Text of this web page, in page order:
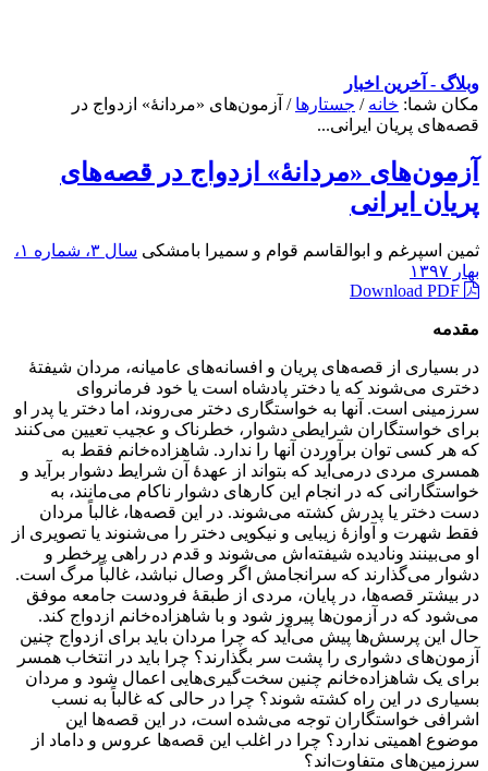
وبلاگ - آخرین اخبار
مکان شما: خانه / جستارها / آزمون‌های «مردانۀ» ازدواج در
قصه‌های پریان ایرانی...
آزمون‌های «مردانۀ» ازدواج در قصه‌های
پریان ایرانی
ثمین اسپرغم و ابوالقاسم قوام و سمیرا بامشکی
سال ۳، شماره ۱،
بهار ۱۳۹۷
مقدمه
در بسیاری از قصه‌های پریان و افسانه‌های عامیانه، مردان شیفتۀ
دختری می‌شوند که یا دختر پادشاه است یا خود فرمانروای
سرزمینی است. آنها به خواستگاری دختر می‌روند، اما دختر یا پدر او
برای خواستگاران شرایطی دشوار، خطرناک و عجیب تعیین می‌کنند
که هر کسی توان برآوردن آنها را ندارد. شاهزاده‌خانم فقط به
همسری مردی درمی‌آید که بتواند از عهدۀ آن شرایط دشوار برآید و
خواستگارانی که در انجام این کارهای دشوار ناکام می‌مانند، به
دست دختر یا پدرش کشته می‌شوند. در این قصه‌ها، غالباً مردان
فقط شهرت و آوازۀ زیبایی و نیکویی دختر را می‌شنوند یا تصویری از
او می‌بینند ونادیده شیفته‌اش می‌شوند و قدم در راهی پرخطر و
دشوار می‌گذارند که سرانجامش اگر وصال نباشد، غالباً مرگ است.
در بیشتر قصه‌ها، در پایان، مردی از طبقۀ فرودست جامعه موفق
می‌شود که در آزمون‌ها پیروز شود و با شاهزاده‌خانم ازدواج کند.
حال این پرسش‌ها پیش می‌آید که چرا مردان باید برای ازدواج چنین
آزمون‌های دشواری را پشت سر بگذارند؟ چرا باید در انتخاب همسر
برای یک شاهزاده‌خانم چنین سخت‌گیری‌هایی اعمال شود و مردان
بسیاری در این راه کشته شوند؟ چرا در حالی که غالباً به نسب
اشرافی خواستگاران توجه می‌شده است، در این قصه‌ها این
موضوع اهمیتی ندارد؟ چرا در اغلب این قصه‌ها عروس و داماد از
سرزمین‌های متفاوت‌اند؟